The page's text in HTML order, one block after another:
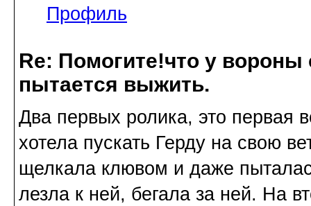
Профиль
Re: Помогите!что у
пытается выжить.
Два первых ролика, это первая
хотела пускать Герду на свою
щелкала клювом и даже
лезла к ней, бегала за ней. На